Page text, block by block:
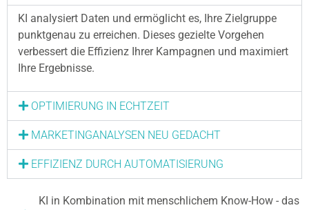
KI analysiert Daten und ermöglicht es, Ihre Zielgruppe
punktgenau zu erreichen. Dieses gezielte Vorgehen
verbessert die Effizienz Ihrer Kampagnen und maximiert
Ihre Ergebnisse.
OPTIMIERUNG IN ECHTZEIT
MARKETINGANALYSEN NEU GEDACHT
EFFIZIENZ DURCH AUTOMATISIERUNG
KI in Kombination mit menschlichem Know-How - das